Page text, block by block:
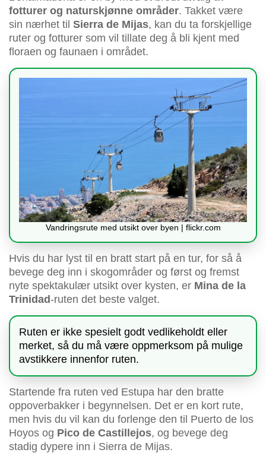
fotturer og naturskjønne områder. Takket være
sin nærhet til Sierra de Mijas, kan du ta forskjellige
ruter og fotturer som vil tillate deg å bli kjent med
floraen og faunaen i området.
Vandringsrute med utsikt over byen | flickr.com
Hvis du har lyst til en bratt start på en tur, for så å
bevege deg inn i skogområder og først og fremst
nyte spektakulær utsikt over kysten, er Mina de la
Trinidad-ruten det beste valget.
Ruten er ikke spesielt godt vedlikeholdt eller
merket, så du må være oppmerksom på mulige
avstikkere innenfor ruten.
Startende fra ruten ved Estupa har den bratte
oppoverbakker i begynnelsen. Det er en kort rute,
men hvis du vil kan du forlenge den til Puerto de los
Hoyos og Pico de Castillejos, og bevege deg
stadig dypere inn i Sierra de Mijas.